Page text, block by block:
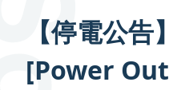
【停電公
[Power